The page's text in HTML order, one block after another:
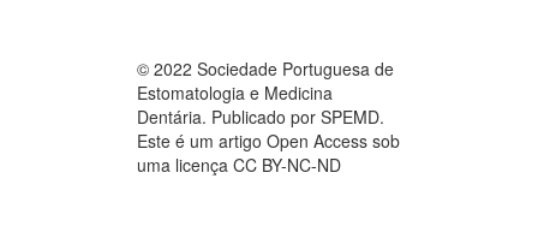
© 2022 Sociedade Portuguesa de
Estomatologia e Medicina
Dentária. Publicado por SPEMD.
Este é um artigo Open Access sob
uma licença CC BY-NC-ND